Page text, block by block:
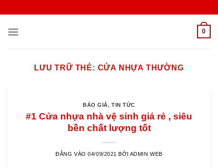
nội
0
LƯU TRỮ THẺ: CỬA NHỰA THƯỜNG
BÁO GIÁ,TIN TỨC
#1 Cửa nhựa nhà vệ sinh giá rẻ , siêu
bền chất lượng tốt
ĐĂNG VÀO04/09/2021 BỞI ADMIN WEB